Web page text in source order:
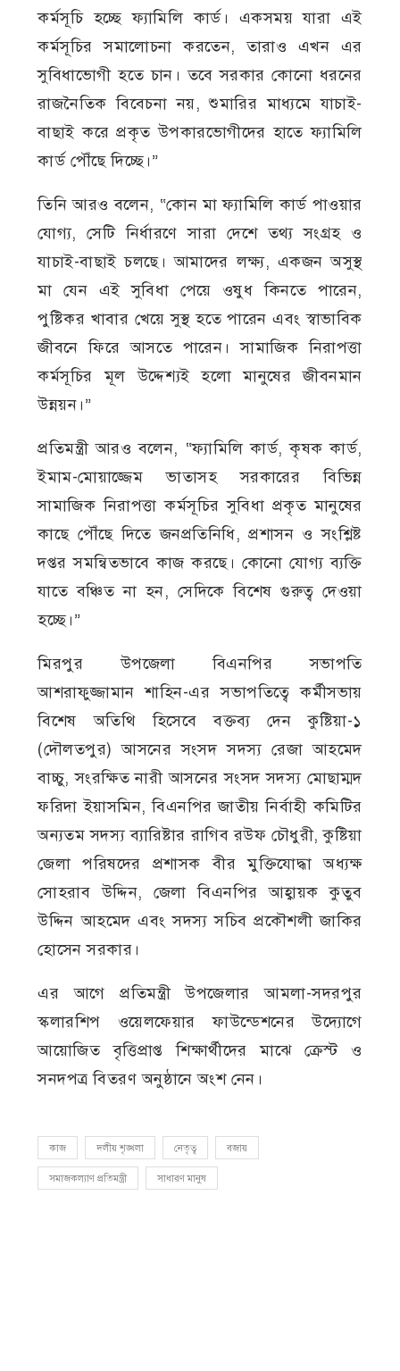
কর্মসূচি হচ্ছে ফ্যামিলি কার্ড। একসময় যারা এই
কর্মসূচির সমালোচনা করতেন, তারাও এখন এর
সুবিধাভোগী হতে চান। তবে সরকার কোনো ধরনের
রাজনৈতিক বিবেচনা নয়, শুমারির মাধ্যমে যাচাই-
বাছাই করে প্রকৃত উপকারভোগীদের হাতে ফ্যামিলি
কার্ড পৌঁছে দিচ্ছে।”
তিনি আরও বলেন, “কোন মা ফ্যামিলি কার্ড পাওয়ার
যোগ্য, সেটি নির্ধারণে সারা দেশে তথ্য সংগ্রহ ও
যাচাই-বাছাই চলছে। আমাদের লক্ষ্য, একজন অসুস্থ
মা যেন এই সুবিধা পেয়ে ওষুধ কিনতে পারেন,
পুষ্টিকর খাবার খেয়ে সুস্থ হতে পারেন এবং স্বাভাবিক
জীবনে ফিরে আসতে পারেন। সামাজিক নিরাপত্তা
কর্মসূচির মূল উদ্দেশ্যই হলো মানুষের জীবনমান
উন্নয়ন।”
প্রতিমন্ত্রী আরও বলেন, “ফ্যামিলি কার্ড, কৃষক কার্ড,
ইমাম-মোয়াজ্জেম ভাতাসহ সরকারের বিভিন্ন
সামাজিক নিরাপত্তা কর্মসূচির সুবিধা প্রকৃত মানুষের
কাছে পৌঁছে দিতে জনপ্রতিনিধি, প্রশাসন ও সংশ্লিষ্ট
দপ্তর সমন্বিতভাবে কাজ করছে। কোনো যোগ্য ব্যক্তি
যাতে বঞ্চিত না হন, সেদিকে বিশেষ গুরুত্ব দেওয়া
হচ্ছে।”
মিরপুর উপজেলা বিএনপির সভাপতি
আশরাফুজ্জামান শাহিন-এর সভাপতিত্বে কর্মীসভায়
বিশেষ অতিথি হিসেবে বক্তব্য দেন কুষ্টিয়া-১
(দৌলতপুর) আসনের সংসদ সদস্য রেজা আহমেদ
বাচ্চু, সংরক্ষিত নারী আসনের সংসদ সদস্য মোছাম্মদ
ফরিদা ইয়াসমিন, বিএনপির জাতীয় নির্বাহী কমিটির
অন্যতম সদস্য ব্যারিষ্টার রাগিব রউফ চৌধুরী, কুষ্টিয়া
জেলা পরিষদের প্রশাসক বীর মুক্তিযোদ্ধা অধ্যক্ষ
সোহরাব উদ্দিন, জেলা বিএনপির আহ্বায়ক কুতুব
উদ্দিন আহমেদ এবং সদস্য সচিব প্রকৌশলী জাকির
হোসেন সরকার।
এর আগে প্রতিমন্ত্রী উপজেলার আমলা-সদরপুর
স্কলারশিপ ওয়েলফেয়ার ফাউন্ডেশনের উদ্যোগে
আয়োজিত বৃত্তিপ্রাপ্ত শিক্ষার্থীদের মাঝে ক্রেস্ট ও
সনদপত্র বিতরণ অনুষ্ঠানে অংশ নেন।
কাজ দলীয় শৃঙ্খলা নেতৃত্ব বজায়
সমাজকল্যাণ প্রতিমন্ত্রী সাধারণ মানুষ